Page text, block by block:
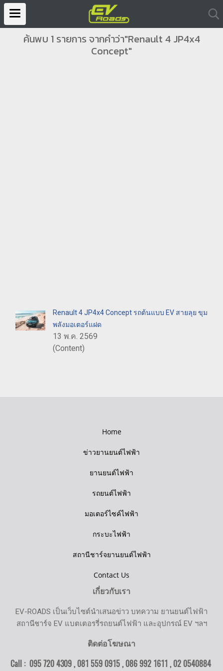
ค้นพบ 1 รายการ จากคำว่า"Renault 4 JP4x4
Concept"
Renault 4 JP4x4 Concept รถต้นแบบ EV สายลุย ขุม
พลังมอเตอร์แฝด
13 พ.ค. 2569
(Content)
Home
ข่าวยานยนต์ไฟฟ้า
ยานยนต์ไฟฟ้า
รถยนต์ไฟฟ้า
มอเตอร์ไซค์ไฟฟ้า
กระบะไฟฟ้า
สถานีชาร์จยานยนต์ไฟฟ้า
Contact Us
เกี่ยวกับเรา
EV-ROADS เป็นเว็บไซต์นำเสนอข่าว บทความ ยานยนต์ไฟฟ้า
สถานีชาร์จ EV แบตเตอรรี่รถยนต์ไฟฟ้า และอุปกรณ์ EV ฯลฯ
ติดต่อโฆษณา
Call : 095 720 4309 , 081 559 0915 , 086 992 1611 ,02 0540884